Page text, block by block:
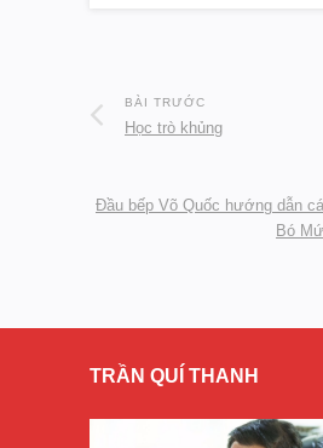
BÀI TRƯỚC
Học trò khủng
Đầu bếp Võ Quốc hướng dẫn
Bó
TRẦN QUÍ THANH